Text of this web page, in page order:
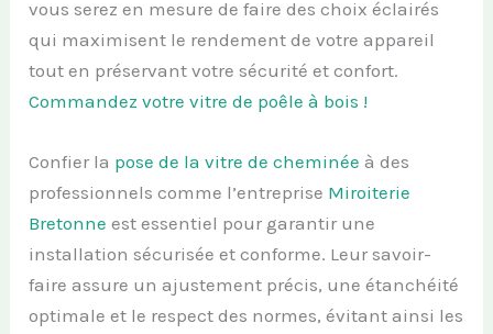
vous serez en mesure de faire des choix éclairés
qui maximisent le rendement de votre appareil
tout en préservant votre sécurité et confort.
Commandez votre vitre de poêle à bois !
Confier la pose de la vitre de cheminée à des
professionnels comme l’entreprise Miroiterie
Bretonne est essentiel pour garantir une
installation sécurisée et conforme. Leur savoir-
faire assure un ajustement précis, une étanchéité
optimale et le respect des normes, évitant ainsi les